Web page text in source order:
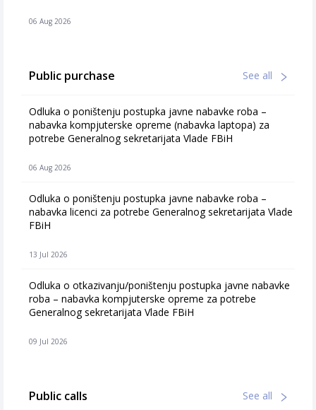
06 Aug 2026
Public purchase See all
Odluka o poništenju postupka javne nabavke roba –
nabavka kompjuterske opreme (nabavka laptopa) za
potrebe Generalnog sekretarijata Vlade FBiH
06 Aug 2026
Odluka o poništenju postupka javne nabavke roba –
nabavka licenci za potrebe Generalnog sekretarijata Vlade
FBiH
13 Jul 2026
Odluka o otkazivanju/poništenju postupka javne nabavke
roba – nabavka kompjuterske opreme za potrebe
Generalnog sekretarijata Vlade FBiH
09 Jul 2026
Public calls See all